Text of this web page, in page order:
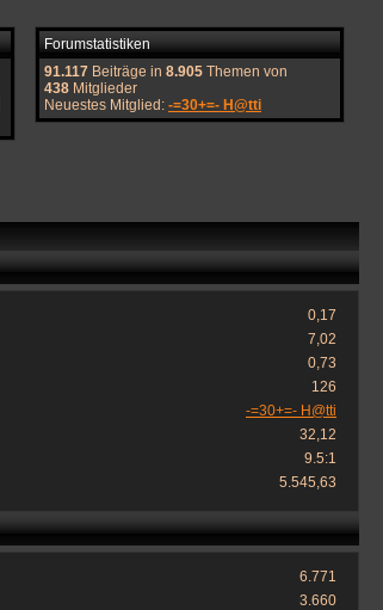
Forumstatistiken
91.117 Beiträge in 8.905 Themen von
438 Mitglieder
Neuestes Mitglied: -=30+=- H@tti
0,17
7,02
0,73
126
-=30+=- H@tti
32,12
9.5:1
5.545,63
6.771
3.660